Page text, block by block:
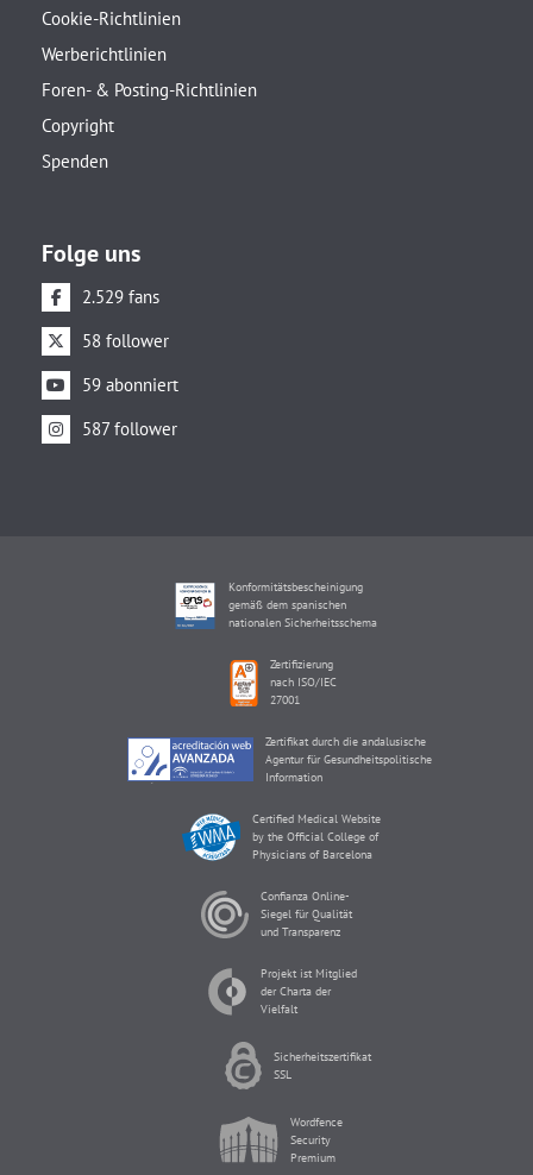
Cookie-Richtlinien
Werberichtlinien
Foren- & Posting-Richtlinien
Copyright
Spenden
Folge uns
2.529 fans
58 follower
59 abonniert
587 follower
Konformitätsbescheinigung
gemäß dem spanischen
nationalen Sicherheitsschema
Zertifizierung
nach ISO/IEC
27001
Zertifikat durch die andalusische
Agentur für Gesundheitspolitische
Information
Certified Medical Website
by the Official College of
Physicians of Barcelona
Confianza Online-
Siegel für Qualität
und Transparenz
Projekt ist Mitglied
der Charta der
Vielfalt
Sicherheitszertifikat
SSL
Wordfence
Security
Premium